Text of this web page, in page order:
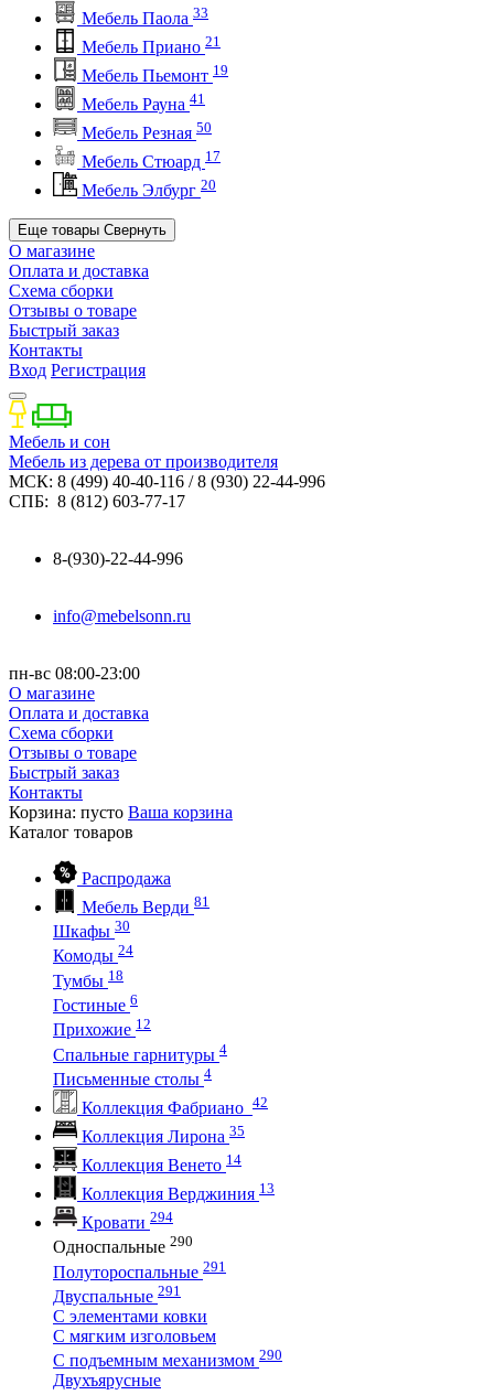
Мебель Паола 33
Мебель Приано 21
Мебель Пьемонт 19
Мебель Рауна 41
Мебель Резная 50
Мебель Стюард 17
Мебель Элбург 20
Еще товары Свернуть
О магазине
Оплата и доставка
Схема сборки
Отзывы о товаре
Быстрый заказ
Контакты
Вход Регистрация
Мебель и сон
Мебель из дерева от производителя
МСК: 8 (499) 40-40-116 / 8 (930) 22-44-996
СПБ: 8 (812) 603-77-17
8-(930)-22-44-996
info@mebelsonn.ru
пн-вс 08:00-23:00
О магазине
Оплата и доставка
Схема сборки
Отзывы о товаре
Быстрый заказ
Контакты
Корзина: пусто Ваша корзина
Каталог товаров
Распродажа
Мебель Верди 81
Шкафы 30
Комоды 24
Тумбы 18
Гостиные 6
Прихожие 12
Спальные гарнитуры 4
Письменные столы 4
Коллекция Фабриано 42
Коллекция Лирона 35
Коллекция Венето 14
Коллекция Верджиния 13
Кровати 294
Односпальные 290
Полутороспальные 291
Двуспальные 291
С элементами ковки
С мягким изголовьем
С подъемным механизмом 290
Двухъярусные